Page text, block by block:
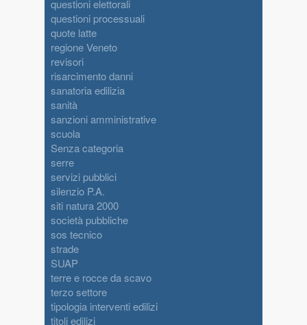
questioni elettorali
questioni processuali
quote latte
regione Veneto
revisori
risarcimento danni
sanatoria edilizia
sanità
sanzioni amministrative
scuola
Senza categoria
serre
servizi pubblici
silenzio P.A.
siti natura 2000
società pubbliche
sos tecnico
strade
SUAP
terre e rocce da scavo
terzo settore
tipologia interventi edilizi
titoli edilizi